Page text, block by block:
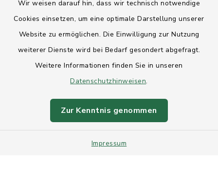
Wir weisen darauf hin, dass wir technisch notwendige
Cookies einsetzen, um eine optimale Darstellung unserer
Website zu ermöglichen. Die Einwilligung zur Nutzung
weiterer Dienste wird bei Bedarf gesondert abgefragt.
Weitere Informationen finden Sie in unseren
Datenschutzhinweisen.
Zur Kenntnis genommen
Impressum
Anfahrt
Datenschutz
Sitemap
Intranet